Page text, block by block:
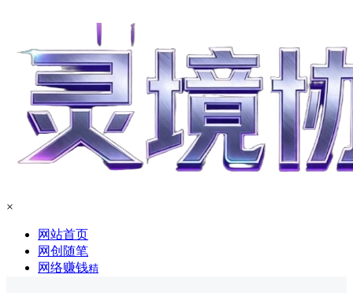
×
网站首页
网创随笔
网络赚钱精